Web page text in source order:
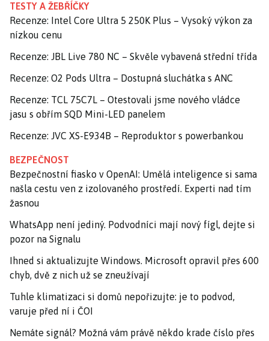
TESTY A ŽEBŘÍČKY
Recenze: Intel Core Ultra 5 250K Plus – Vysoký výkon za
nízkou cenu
Recenze: JBL Live 780 NC – Skvěle vybavená střední třída
Recenze: O2 Pods Ultra – Dostupná sluchátka s ANC
Recenze: TCL 75C7L – Otestovali jsme nového vládce
jasu s obřím SQD Mini-LED panelem
Recenze: JVC XS-E934B – Reproduktor s powerbankou
BEZPEČNOST
Bezpečnostní fiasko v OpenAI: Umělá inteligence si sama
našla cestu ven z izolovaného prostředí. Experti nad tím
žasnou
WhatsApp není jediný. Podvodníci mají nový fígl, dejte si
pozor na Signalu
Ihned si aktualizujte Windows. Microsoft opravil přes 600
chyb, dvě z nich už se zneužívají
Tuhle klimatizaci si domů nepořizujte: je to podvod,
varuje před ní i ČOI
Nemáte signál? Možná vám právě někdo krade číslo přes